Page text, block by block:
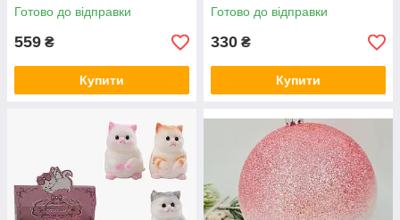
Готово до відправки
559 ₴
Купити
Готово до відправки
330 ₴
Купити